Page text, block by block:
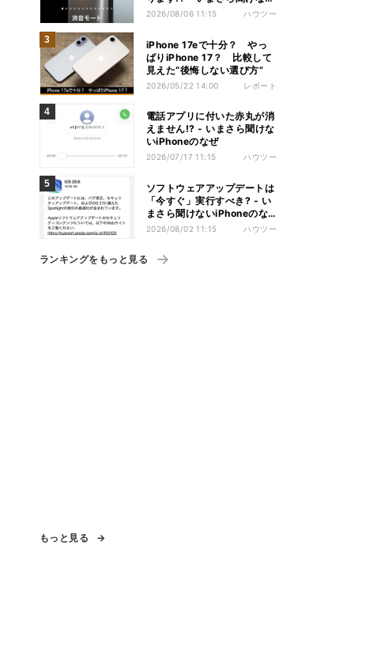
iPhoneのなぜ
2026/08/06 11:15 ハウツー
iPhone 17eで十分？ やっ
ぱりiPhone 17？ 比較して
見えた“後悔しない選び方”
2026/05/22 14:00 レポート
電話アプリに付いた赤丸が消
えません!? - いまさら聞けな
いiPhoneのなぜ
2026/07/17 11:15 ハウツー
ソフトウェアアップデートは
「今すぐ」実行すべき? - い
まさら聞けないiPhoneのな
ぜ
2026/08/02 11:15 ハウツー
ランキングをもっと見る
もっと見る